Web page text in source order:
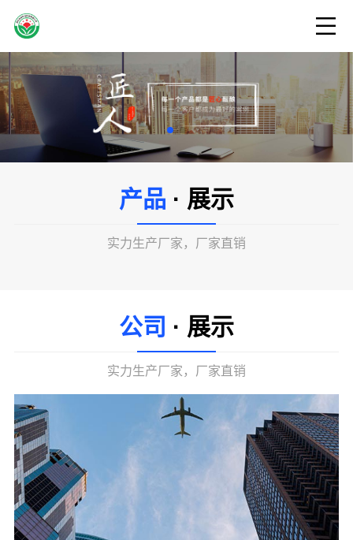
产品 · 展示
实力生产厂家，厂家直销
公司 · 展示
实力生产厂家，厂家直销